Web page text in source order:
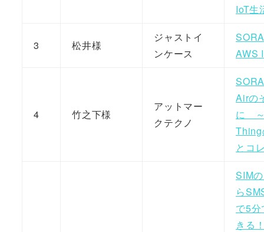
IoT生
3 松井様
ジャストイ
ンケース
AWS
4 竹之下様
アットマー
クテクノ
Airの
に
とコ
SIM
ら
で5
きる